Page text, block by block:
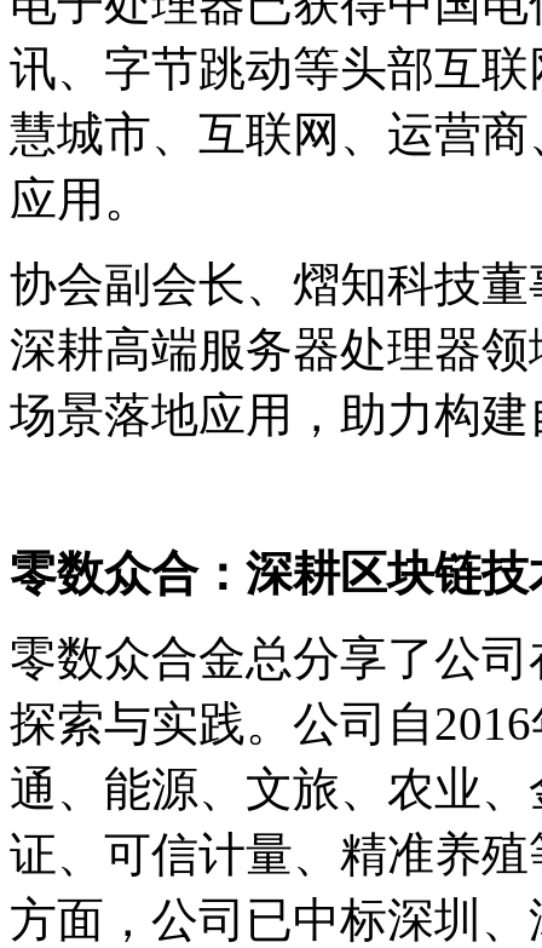
讯、字节跳动等头部互
慧城市、互联网、运营
应用。
协会副会长、熠知科技
深耕高端服务器处理器
场景落地应用，助力构
零数众合：深耕区块链
零数众合金总分享了公
探索与实践。公司自
通、能源、文旅、农业
证、可信计量、精准养
方面，公司已中标深圳